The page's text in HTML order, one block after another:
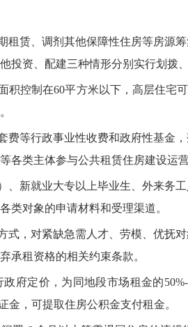
赁、调剂其他保障性住房等房源
投资、配建三种情形分别实行划拨、
控制在60平方米以下，高层住宅
等行政事业性收费和政府性基金
各类主体参与公共租赁住房建设运营
新就业大专以上毕业生、外来务
类对象的申请材料和受理渠道。
，对紧缺急需人才、劳模、优抚
承租资格的相关约束条款。
定价，为同地段市场租金的
金，可提取住房公积金支付租金。